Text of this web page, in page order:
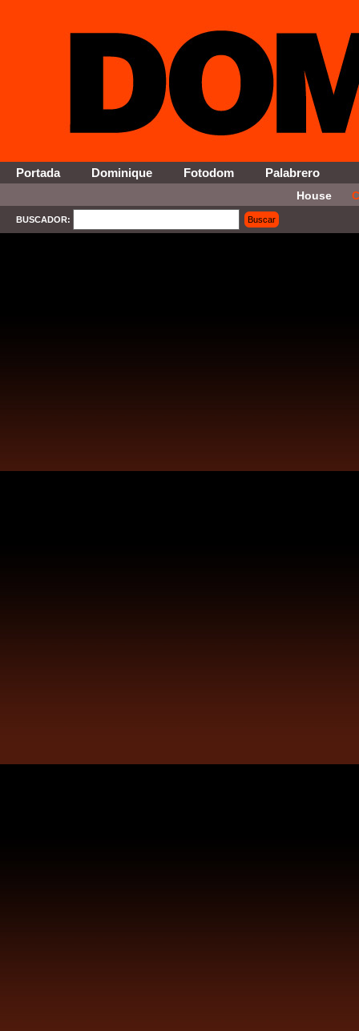
Portada Dominique Fotodom Palabrero
House
BUSCADOR:
Buscar